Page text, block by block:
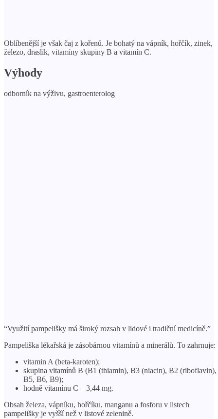
Oblíbenější je však čaj z kořenů. Je bohatý na vápník, hořčík, zinek,
železo, draslík, vitamíny skupiny B a vitamín C.
Výhody
odborník na výživu, gastroenterolog
“Využití pampelišky má široký rozsah v lidové i tradiční medicíně.”
Pampeliška lékařská je zásobárnou vitamínů a minerálů. To zahrnuje:
vitamin A (beta-karoten);
skupina vitamínů B (B1 (thiamin), B3 (niacin), B2 (riboflavin),
B5, B6, B9);
hodně vitamínu C – 3,44 mg.
Obsah železa, vápníku, hořčíku, manganu a fosforu v listech
pampelišky je vyšší než v listové zelenině.